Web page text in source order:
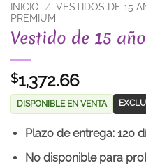
INICIO / VESTIDOS DE 15
PREMIUM
Vestido de 15
$1,372.66
DISPONIBLE EN VENTA
Plazo de entrega: 120
No disponible para